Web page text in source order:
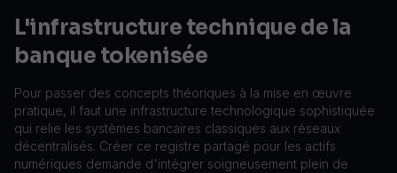
L'infrastructure technique de la
banque tokenisée
Pour passer des concepts théoriques à la mise en œuvre
pratique, il faut une infrastructure technologique sophistiquée
qui relie les systèmes bancaires classiques aux réseaux
décentralisés. Créer ce registre partagé pour les actifs
numériques demande d'intégrer soigneusement plein de